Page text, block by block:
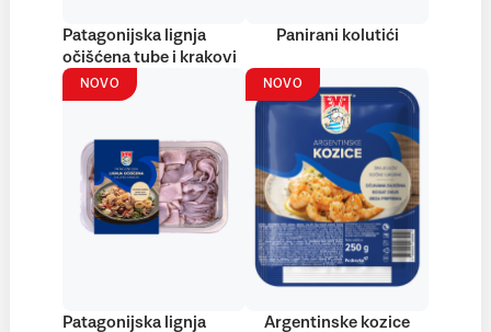
Patagonijska lignja
očišćena tube i krakovi
Panirani kolutići
NOVO
Patagonijska lignja
NOVO
Argentinske kozice